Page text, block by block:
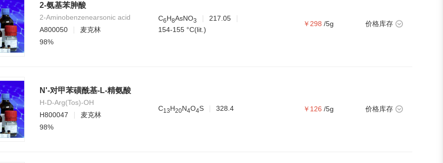
2-氨基苯胂酸
2-Aminobenzenearsonic acid
A800050
麦克林
98%
C6H8AsNO3
217.05
154-155 °C(lit.)
￥298 /5g 价格库存
N'-对甲苯磺酰基-L-精氨酸
H-D-Arg(Tos)-OH
H800047
麦克林
98%
C1 3H20N4O4S 328.4 ￥126 /5g 价格库存